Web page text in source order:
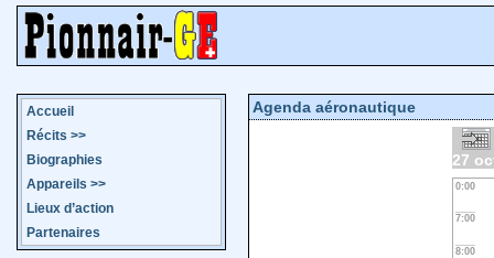
Accueil
Récits >>
Biographies
Appareils >>
Lieux d’action
Partenaires
Agenda aéronautique
27
0:00
7:00
8:00